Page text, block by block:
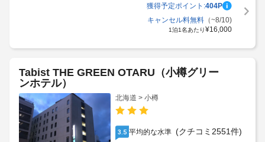
獲得予定ポイント:404P
キャンセル料無料（~8/10)
1泊1名あたり¥16,000
Tabist THE GREEN OTARU（小樽グリー
ンホテル）
北海道 > 小樽
3.5 平均的な水準 (クチコミ2551件)